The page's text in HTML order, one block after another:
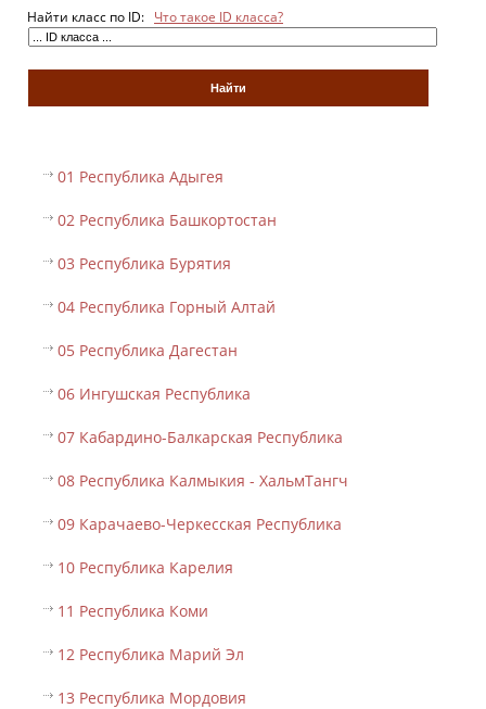
Найти класс по ID: Что такое ID класса?
01 Республика Адыгея
02 Республика Башкортостан
03 Республика Бурятия
04 Республика Горный Алтай
05 Республика Дагестан
06 Ингушская Республика
07 Кабардино-Балкарская Республика
08 Республика Калмыкия - ХальмТангч
09 Карачаево-Черкесская Республика
10 Республика Карелия
11 Республика Коми
12 Республика Марий Эл
13 Республика Мордовия